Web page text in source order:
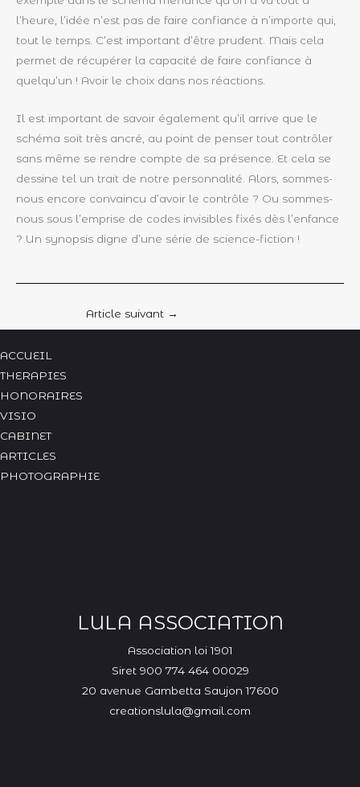
l’heure, l’idée n’est pas de faire confiance à n’importe qui,
tout le temps. C’est important d’être prudent. Mais cela
permet de récupérer la capacité de faire confiance à
quelqu’un ! Avoir le choix dans nos réactions.
Il est important de savoir également qu’il arrive que le
schéma soit très ancré, au point de penser tout contrôler
sans même se rendre compte de sa présence. Et cela se
dessine tel un trait de notre personnalité. Alors, sommes-
nous encore convaincu d’avoir le contrôle ? Ou sommes-
nous sous l’emprise de codes invisibles fixés dès l’enfance
? Un synopsis digne d’une série de science-fiction !
Article suivant →
ACCUEIL
THERAPIES
HONORAIRES
VISIO
CABINET
ARTICLES
PHOTOGRAPHIE
LULA ASSOCIATION
Association loi 1901
Siret 900 774 464 00029
20 avenue Gambetta Saujon 17600
creationslula@gmail.com